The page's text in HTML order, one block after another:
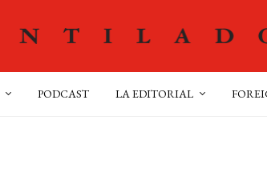
PODCAST LA EDITORIAL